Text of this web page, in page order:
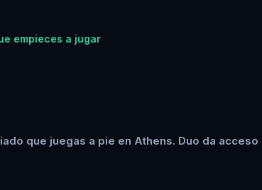
empieces a jugar
que juegas a pie en Athens. Duo da